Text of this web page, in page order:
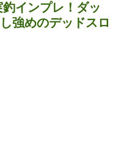
インプレ！ダッ
強めのデッドスロ